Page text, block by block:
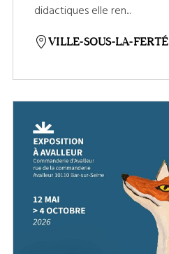
didactiques elle ren...
VILLE-SOUS-LA-FERTÉ